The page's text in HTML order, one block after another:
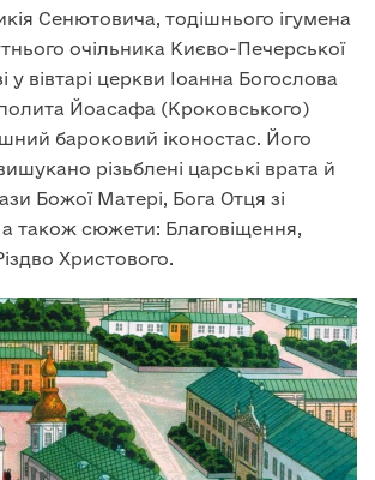
Сенютовича, тодішнього ігумена
очільника Києво-Печерської
у вівтарі церкви Іоанна Богослова
Йоасафа (Кроковського)
бароковий іконостас. Його
різьблені царські врата й
Божої Матері, Бога Отця зі
також сюжети: Благовіщення,
Христового.